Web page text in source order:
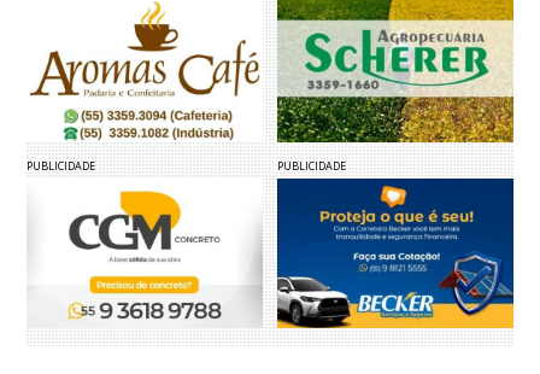
PUBLICIDADE PUBLICIDADE